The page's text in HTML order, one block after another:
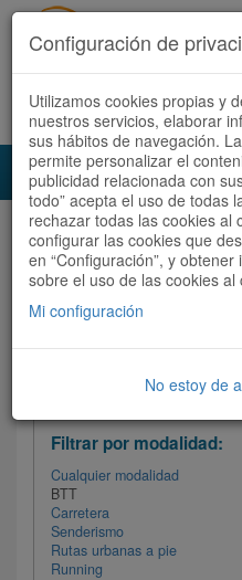
Acceder Registrate
Audioruta Todas las rutas
Todas las rutas
Filtrar las rutas
Filtrar por modalidad:
Cualquier modalidad
BTT
Carretera
Senderismo
Rutas urbanas a pie
Running
Configuración de
Utilizamos cookies propias y
nuestros servicios, elaborar
sus hábitos de navegación.
permite personalizar el
publicidad relacionada con
todo” acepta el uso de todas
rechazar todas las cookies al
configurar las cookies que
en “Configuración”, y
sobre el uso de las cookies al
Mi configuración
No estoy de